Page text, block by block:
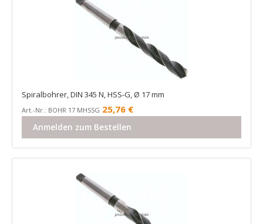
Spiralbohrer, DIN 345 N, HSS-G, Ø 17 mm
Art.-Nr.: BOHR 17 MHSSG 25,76 €
Anmelden zum Bestellen